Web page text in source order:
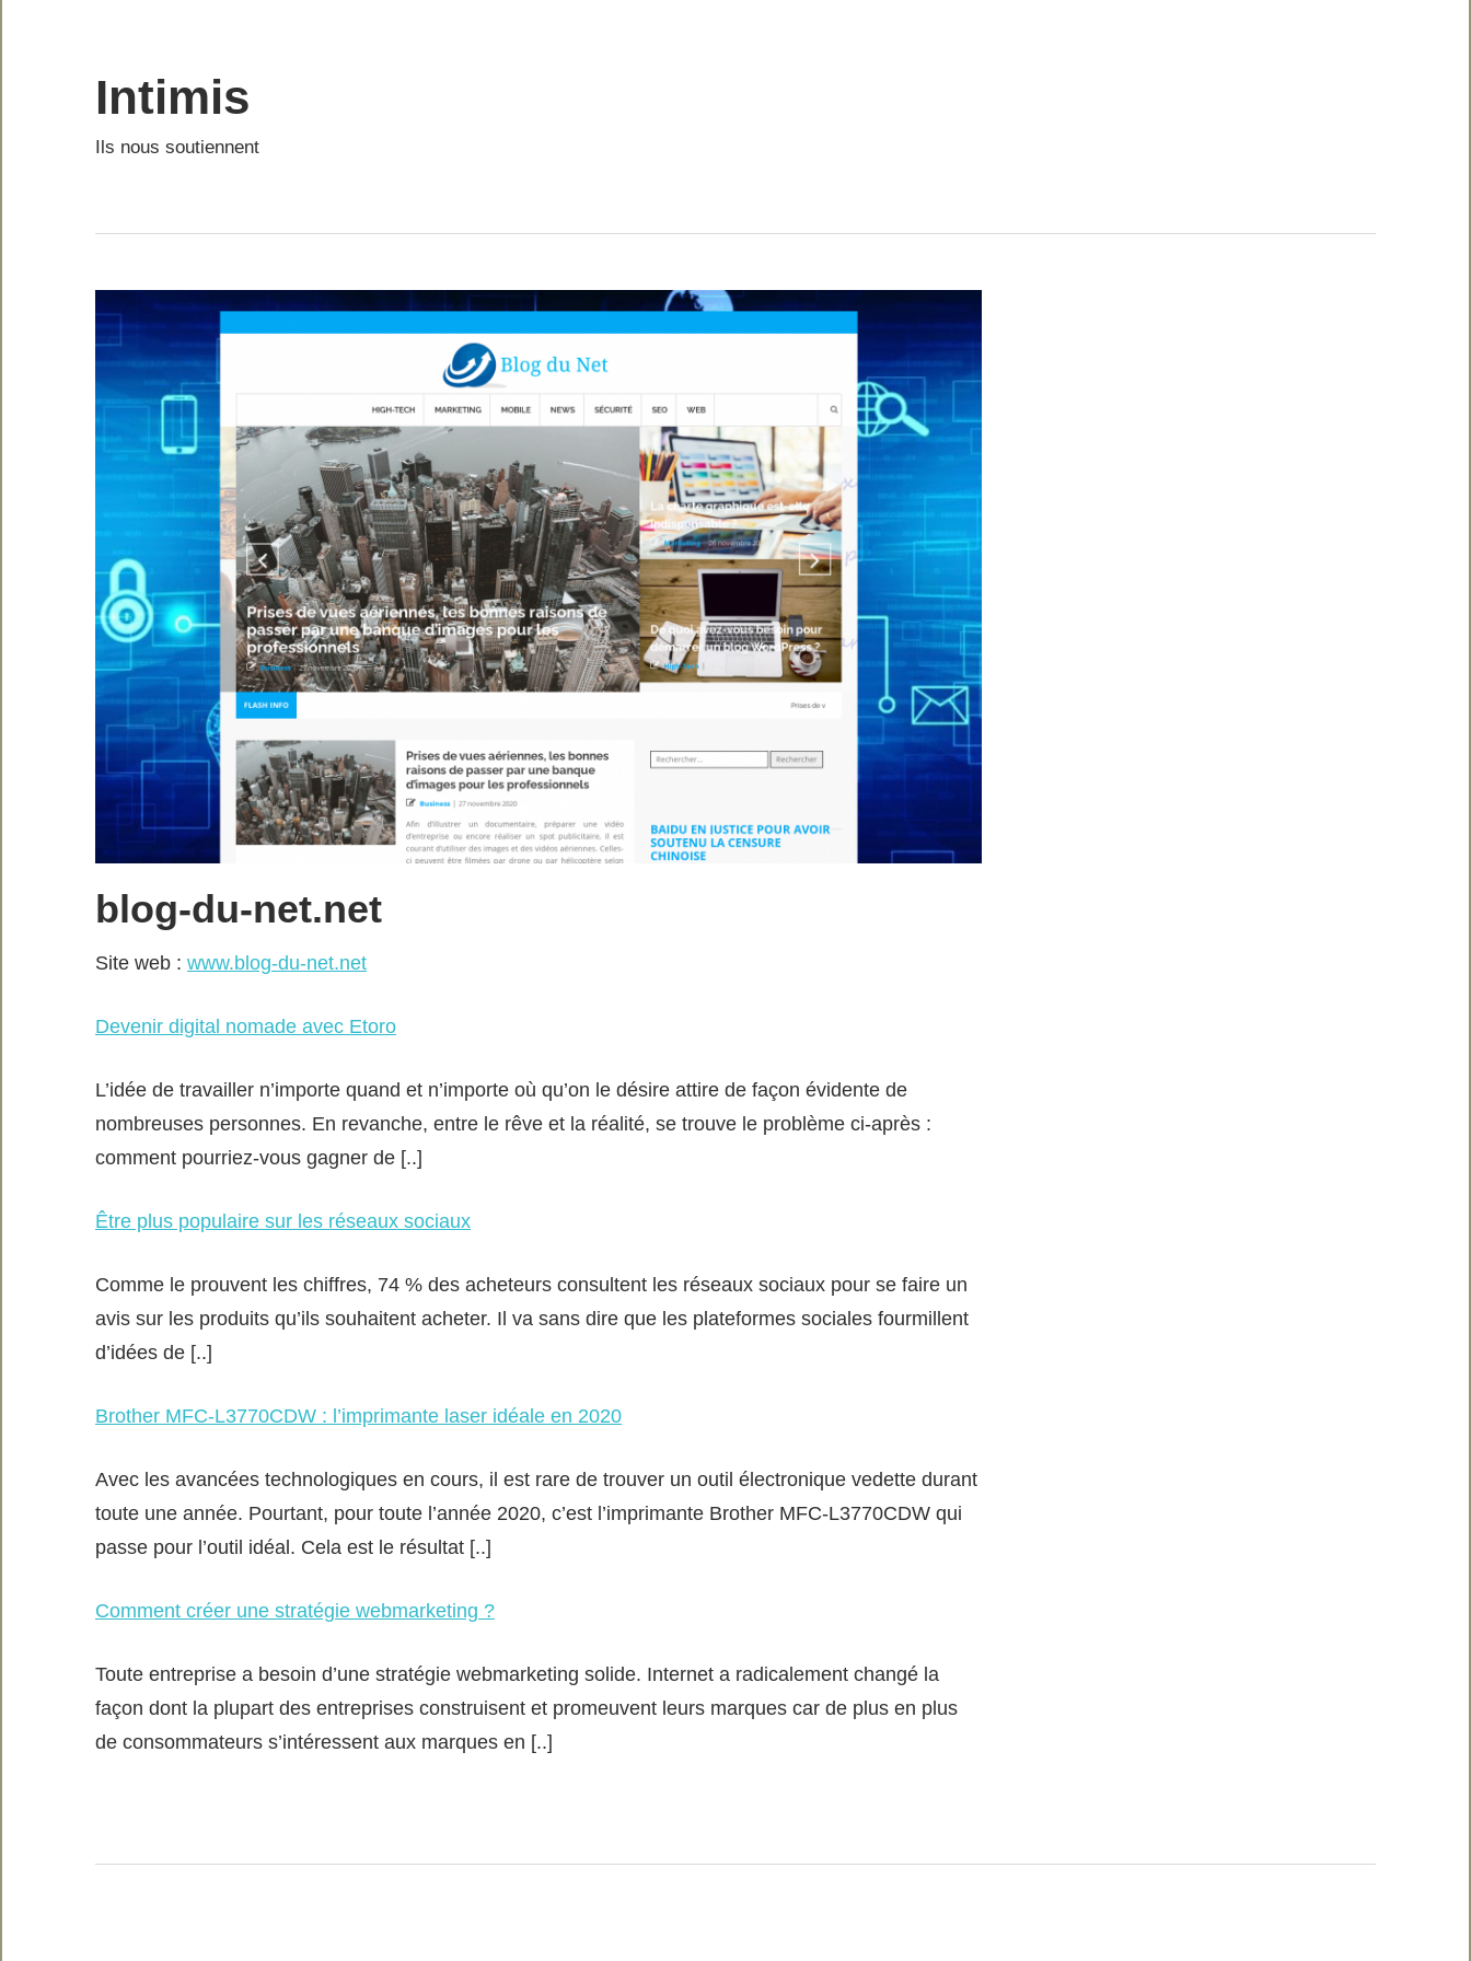
content
Intimis
Ils nous soutiennent
blog-du-net.net
Site web : www.blog-du-net.net
Devenir digital nomade avec Etoro
L’idée de travailler n’importe quand et n’importe où qu’on le désire attire de façon évidente de
nombreuses personnes. En revanche, entre le rêve et la réalité, se trouve le problème ci-après :
comment pourriez-vous gagner de [..]
Être plus populaire sur les réseaux sociaux
Comme le prouvent les chiffres, 74 % des acheteurs consultent les réseaux sociaux pour se faire un
avis sur les produits qu’ils souhaitent acheter. Il va sans dire que les plateformes sociales fourmillent
d’idées de [..]
Brother MFC-L3770CDW : l’imprimante laser idéale en 2020
Avec les avancées technologiques en cours, il est rare de trouver un outil électronique vedette durant
toute une année. Pourtant, pour toute l’année 2020, c’est l’imprimante Brother MFC-L3770CDW qui
passe pour l’outil idéal. Cela est le résultat [..]
Comment créer une stratégie webmarketing ?
Toute entreprise a besoin d’une stratégie webmarketing solide. Internet a radicalement changé la
façon dont la plupart des entreprises construisent et promeuvent leurs marques car de plus en plus
de consommateurs s’intéressent aux marques en [..]